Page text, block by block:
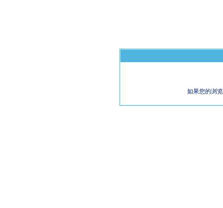
如果您的浏